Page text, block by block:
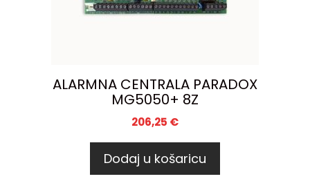
ALARMNA CENTRALA PARADOX
MG5050+ 8Z
206,25 €
Dodaj u košaricu